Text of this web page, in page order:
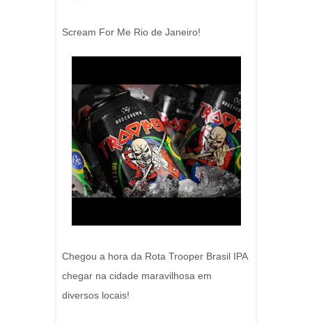
Scream For Me Rio de Janeiro!
Chegou a hora da Rota Trooper Brasil IPA
chegar na cidade maravilhosa em
diversos locais!